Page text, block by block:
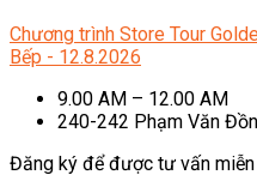
Chương trình Store Tour
Bếp - 12.8.2026
9.00 AM – 12.00 AM
240-242 Phạm Văn
Đăng ký để được tư vấn